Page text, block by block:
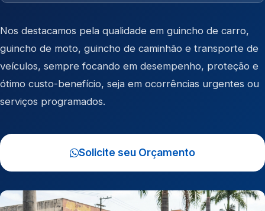
Nos destacamos pela qualidade em guincho de carro,
guincho de moto, guincho de caminhão e transporte de
veículos, sempre focando em desempenho, proteção e
ótimo custo-benefício, seja em ocorrências urgentes ou
serviços programados.
Solicite seu Orçamento